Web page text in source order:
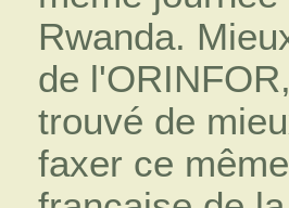
Rwanda.
de
trouvé de
faxer ce